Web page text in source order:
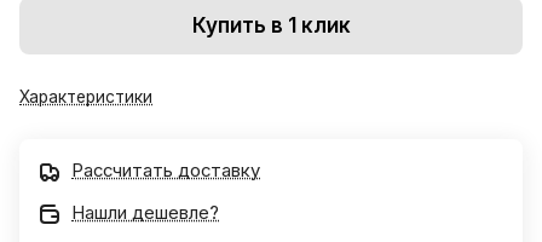
Купить в 1 клик
Характеристики
Рассчитать доставку
Нашли дешевле?